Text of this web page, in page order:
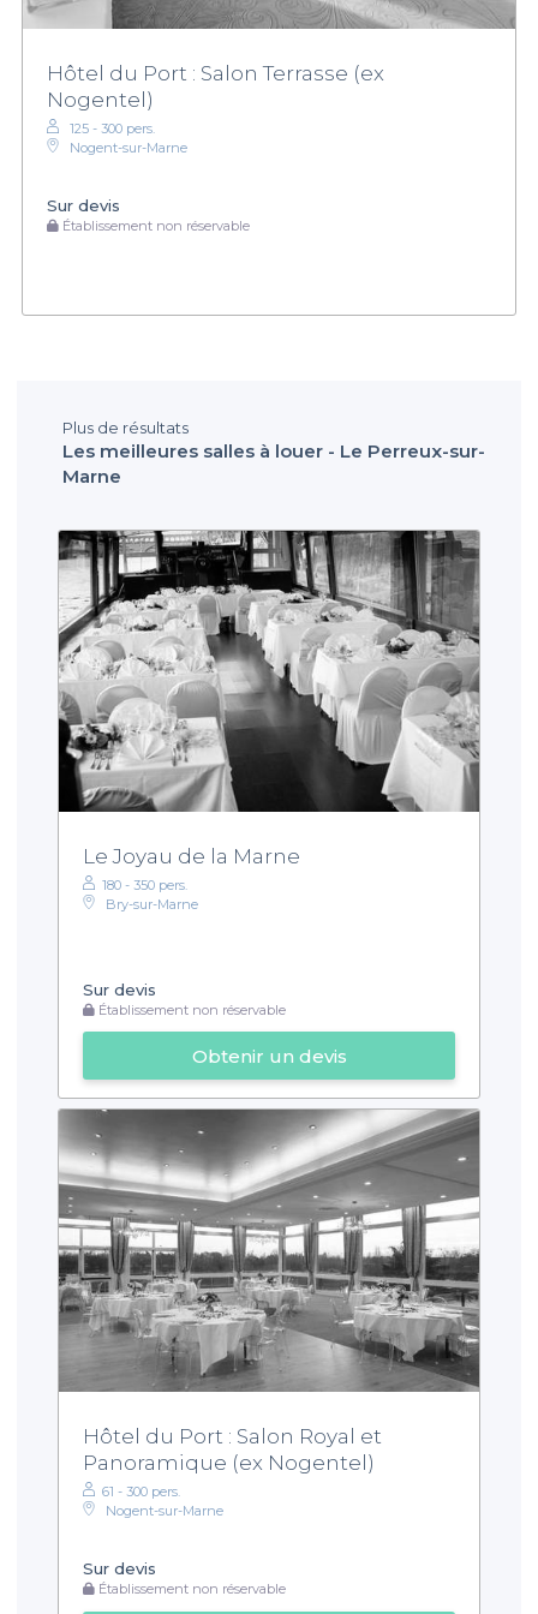
Hôtel du Port : Salon Terrasse (ex
Nogentel)
125 - 300 pers.
Nogent-sur-Marne
Sur devis
Établissement non réservable
Plus de résultats
Les meilleures salles à louer - Le Perreux-sur-
Marne
Le Joyau de la Marne
180 - 350 pers.
Bry-sur-Marne
Sur devis
Établissement non réservable
Obtenir un devis
Hôtel du Port : Salon Royal et
Panoramique (ex Nogentel)
61 - 300 pers.
Nogent-sur-Marne
Sur devis
Établissement non réservable